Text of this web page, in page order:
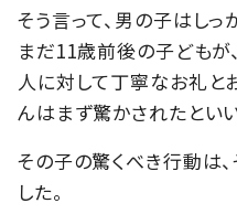
そう言って、男の子はしっ
まだ11歳前後の子どもが
人に対して丁寧なお礼と
んはまず驚かされたといい
その子の驚くべき行動は
した。